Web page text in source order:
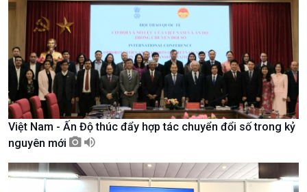
Việt Nam - Ấn Độ thúc đẩy hợp tác chuyển đổi số trong kỷ
nguyên mới